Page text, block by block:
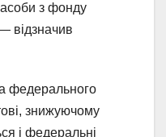
з фонду
відзначив
федерального
знижуючому
і федеральні